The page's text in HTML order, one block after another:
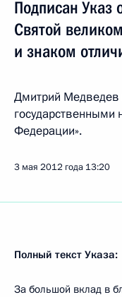
Подписан Указ
Святой
и знаком
Дмитрий Медведев
государственными
Федерации».
3 мая 2012 года 13:20
Полный текст Указа:
За большой вклад в